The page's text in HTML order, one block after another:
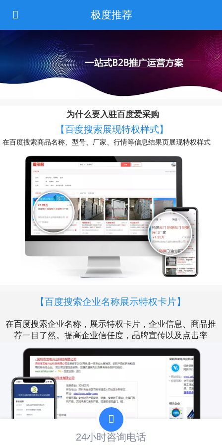
极度推荐
为什么要入驻百度爱采购
【百度搜索展现特权样式】
在百度搜索商品名称、型号、厂家、行情等信息结果页展现特权样式
【百度搜索企业名称展示特权卡片】
在百度搜索企业名称，展示特权卡片，企业信息、商品推
荐一目了然。提高企业信任度，品牌宣传以及点击率
24小时咨询电话